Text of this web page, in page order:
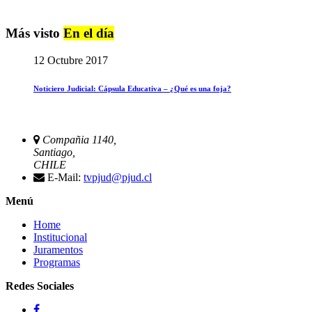
Más visto En el día
12 Octubre 2017
Noticiero Judicial: Cápsula Educativa – ¿Qué es una foja?
Compañia 1140,
Santiago,
CHILE
E-Mail: tvpjud@pjud.cl
Menú
Home
Institucional
Juramentos
Programas
Redes Sociales